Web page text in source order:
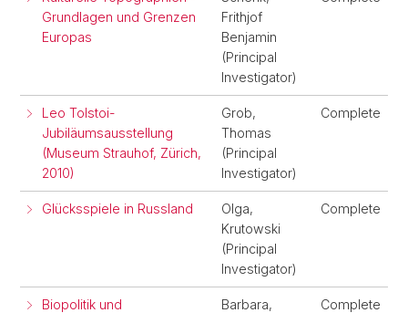
Grundlagen und Grenzen
Europas
Frithjof
Benjamin
(Principal
Investigator)
Leo Tolstoi-
Jubiläumsausstellung
(Museum Strauhof, Zürich,
2010)
Grob,
Thomas
(Principal
Investigator)
Complete
Glücksspiele in Russland
Olga,
Krutowski
(Principal
Investigator)
Complete
Biopolitik und
Barbara,
Complete